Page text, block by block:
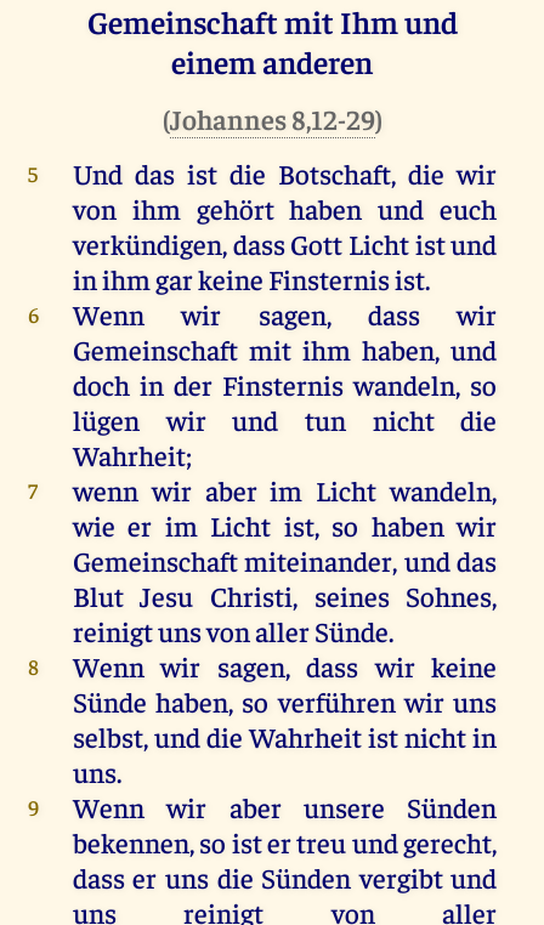
Gemeinschaft mit Ihm und
einem anderen
(Johannes 8,12-29)
5 Und das ist die Botschaft,die wir
von ihm gehört haben und euch
verkündigen, dassGott Lichtistund
inihmgarkeine Finsternisist.
6 Wenn wir sagen, dasswir
Gemeinschaft mit ihm haben,und
doch in der Finsternis wandeln, so
lügen
wir und tun nicht
die
Wahrheit;
7 wenn wir aber im Licht wandeln,
wie er im Licht ist, so haben wir
Gemeinschaftmiteinander, unddas
Blut Jesu Christi, seines Sohnes,
reinigtunsvonallerSünde.
8 Wenn wir sagen, dasswir keine
Sünde haben, so verführen wir uns
selbst,unddie Wahrheitistnichtin
uns.
9 Wenn wir aber unsere
Sünden
bekennen,so istertreuundgerecht,
dasser uns die Sünden vergibt und
uns
reinigt von aller